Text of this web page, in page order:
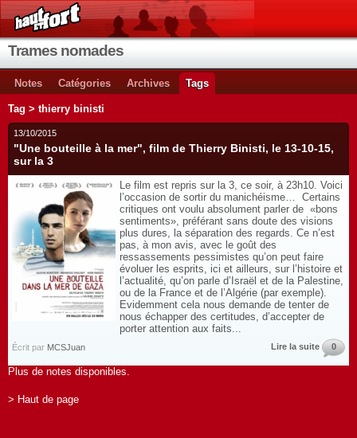
Trames nomades
Notes Catégories Archives Tags
Tag > thierry binisti
13/10/2015
"Une bouteille à la mer", film de Thierry Binisti, le 13-10-15,
sur la 3
Le film est repris sur la 3, ce soir, à 23h10. Voici
l’occasion de sortir du manichéisme… Certains
critiques ont voulu absolument parler de «bons
sentiments», préférant sans doute des visions
plus dures, la séparation des regards. Ce n’est
pas, à mon avis, avec le goût des
ressassements pessimistes qu’on peut faire
évoluer les esprits, ici et ailleurs, sur l’histoire et
l’actualité, qu’on parle d’Israël et de la Palestine,
ou de la France et de l’Algérie (par exemple).
Evidemment cela nous demande de tenter de
nous échapper des certitudes, d’accepter de
porter attention aux faits...
Écrit par MCSJuan Lire la suite 0
Plus de notes disponibles.
> Haut de page